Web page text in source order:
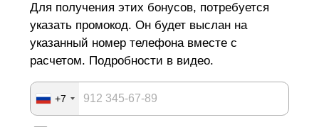
Для получения этих бонусов, потребуется
указать промокод. Он будет выслан на
указанный номер телефона вместе с
расчетом. Подробности в видео.
+7